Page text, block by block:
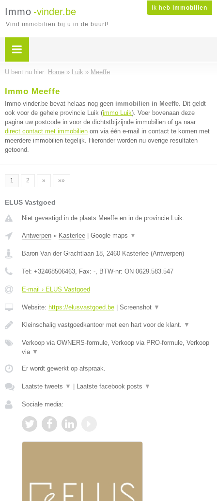
Ik heb immobilien
Immo -vinder.be
Vind immobilien bij u in de buurt!
U bent nu hier: Home » Luik » Meeffe
Immo Meeffe
Immo-vinder.be bevat helaas nog geen immobilien in Meeffe. Dit geldt
ook voor de gehele provincie Luik (immo Luik). Voer bovenaan deze
pagina uw postcode in voor de dichtstbijzijnde immobilien of ga naar
direct contact met immobilien om via één e-mail in contact te komen met
meerdere immobilien tegelijk. Hieronder worden nu overige resultaten
getoond.
1 2 » »»
ELUS Vastgoed
Niet gevestigd in de plaats Meeffe en in de provincie Luik.
Antwerpen » Kasterlee Google maps ▼
Baron Van der Grachtlaan 18, 2460 Kasterlee (Antwerpen)
Tel: +32468506463, Fax: -, BTW-nr: ON 0629.583.547
E-mail › ELUS Vastgoed
Website: https://elusvastgoed.be Screenshot ▼
Kleinschalig vastgoedkantoor met een hart voor de klant. ▼
Verkoop via OWNERS-formule, Verkoop via PRO-formule, Verkoop
via ▼
Er wordt gewerkt op afspraak.
Laatste tweets ▼ Laatste facebook posts ▼
Sociale media: